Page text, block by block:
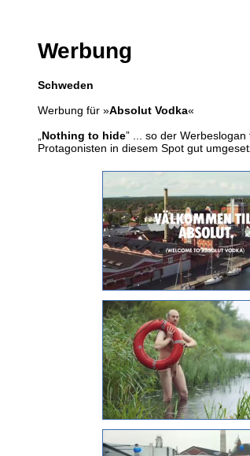
Werbung
Schweden
Werbung für »Absolut Vodka«
Nothing to hide” ... so der Werbeslogan
Protagonisten in diesem Spot gut